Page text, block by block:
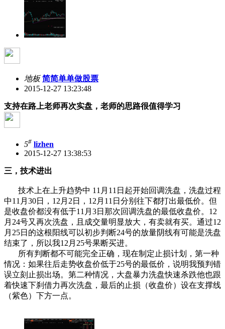
地板 简简单单做股票
2015-12-27 13:23:48
支持在路上老师再次实盘，老师的思路很值得学习
5# lizhen
2015-12-27 13:38:53
三，技术进出
技术上在上升趋势中 11月11日起开始回调洗盘，洗盘过程
中11月30日，12月2日，12月11日分别往下都打出最低价。但
是收盘价都没有低于11月3日那次回调洗盘的最低收盘价。12
月24号又再次洗盘，且成交量明显放大，有卖就有买。通过12
月25日的这根阳线可以初步判断24号的放量阴线有可能是洗盘
结束了，所以我12月25号果断买进。
所有判断都不可能完全正确，现在制定止损计划，第一种
情况：如果往后走势收盘价低于25号的最低价，说明我预判错
误立刻止损出场。第二种情况，大盘暴力洗盘快速杀跌他也跟
着快速下刹借力再次洗盘，最后的止损（收盘价）设在支撑线
（紫色）下方一点。